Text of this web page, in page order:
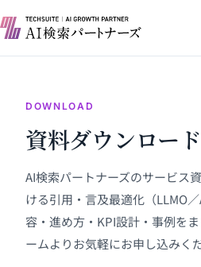
DOWNLOAD
資料ダウンロード
AI検索パートナーズのサービス
ける引用・言及最適化（LLMO
容・進め方・KPI設計・事例を
ームよりお気軽にお申し込みく